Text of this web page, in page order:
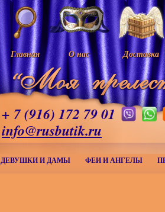
Главная О нас Доставка
+ 7 (916) 172 79 01
info@rusbutik.ru
ДЕВУШКИ И ДАМЫ ФЕИ И АНГЕЛЫ